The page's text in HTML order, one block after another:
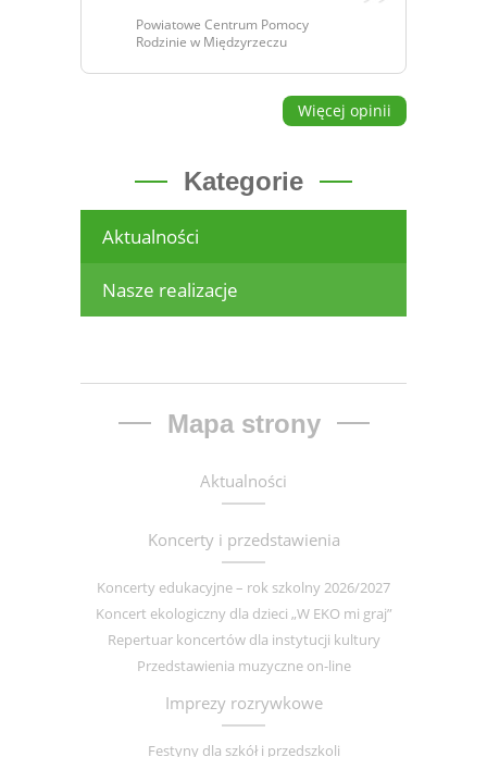
Powiatowe Centrum Pomocy
Rodzinie w Międzyrzeczu
Więcej opinii
Kategorie
Aktualności
Nasze realizacje
Mapa strony
Aktualności
Koncerty i przedstawienia
Koncerty edukacyjne – rok szkolny 2026/2027
Koncert ekologiczny dla dzieci „W EKO mi graj”
Repertuar koncertów dla instytucji kultury
Przedstawienia muzyczne on-line
Imprezy rozrywkowe
Festyny dla szkół i przedszkoli